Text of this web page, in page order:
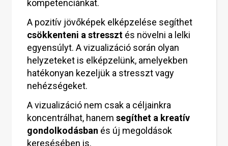
kompetenciánkat.
A pozitív jövőképek elképzelése segíthet
csökkenteni a stresszt és növelni a lelki
egyensúlyt. A vizualizáció során olyan
helyzeteket is elképzelünk, amelyekben
hatékonyan kezeljük a stresszt vagy
nehézségeket.
A vizualizáció nem csak a céljainkra
koncentrálhat, hanem segíthet a kreatív
gondolkodásban és új megoldások
keresésében is.